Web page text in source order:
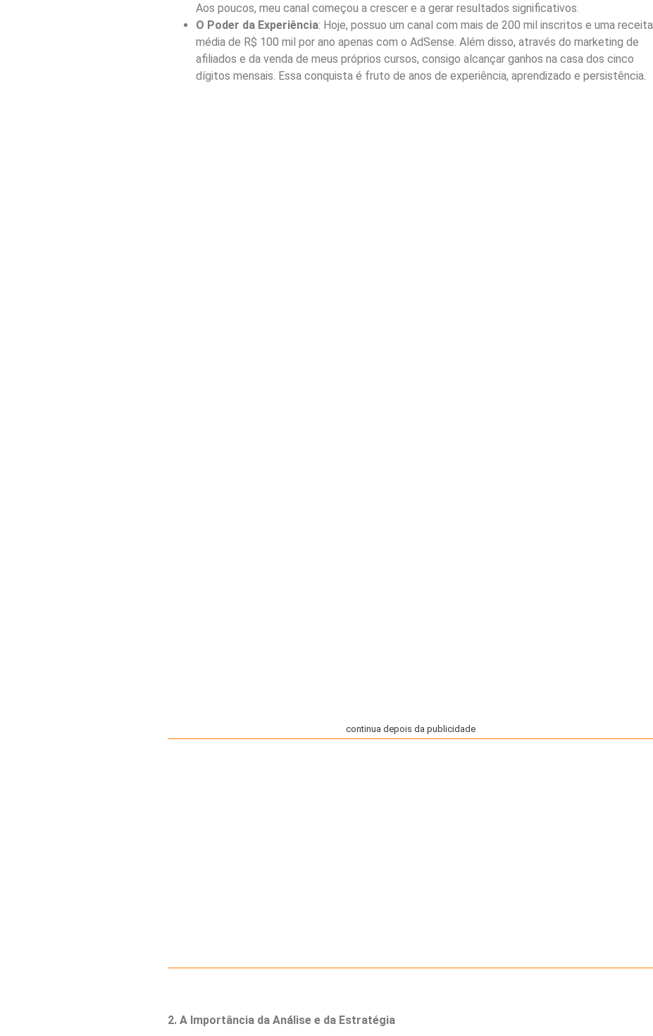
Aos poucos, meu canal começou a crescer e a gerar resultados significativos.
O Poder da Experiência: Hoje, possuo um canal com mais de 200 mil inscritos e uma receita
média de R$ 100 mil por ano apenas com o AdSense. Além disso, através do marketing de
afiliados e da venda de meus próprios cursos, consigo alcançar ganhos na casa dos cinco
dígitos mensais. Essa conquista é fruto de anos de experiência, aprendizado e persistência.
continua depois da publicidade
2. A Importância da Análise e da Estratégia